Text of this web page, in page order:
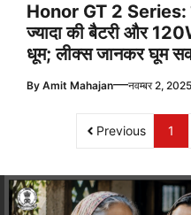
Honor GT 2 Series:
ज्यादा की बैटरी और
धूम; लीक्स जानकर घूम
By Amit Mahajan—नवम्बर 2, 2025
Previous 1